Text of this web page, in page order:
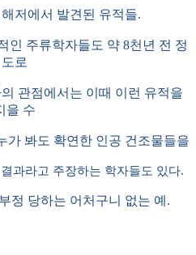
저에서 발견된 유적들.
인 주류학자들도 약 8천년 전 정
도로
관점에서는 이때 이런 유적을
을 수
가 봐도 확연한 인공 건조물들을
과라고 주장하는 학자들도 있다.
정 당하는 어처구니 없는 예 .